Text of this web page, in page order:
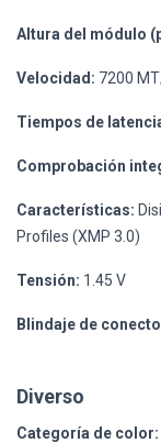
Altura del módulo
Velocidad: 7200
Tiempos de
Comprobación
Características:
Profiles (XMP 3.0)
Tensión: 1.45 V
Blindaje de
Diverso
Categoría de color: